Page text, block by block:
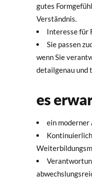
gutes
Verständnis.
Interesse für
Sie passen
wenn Sie
detailgenau und
es
ein